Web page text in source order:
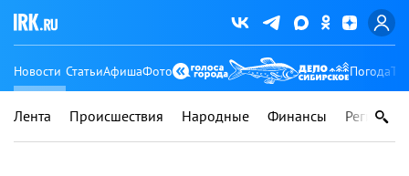
Новости СтатьиАфишаФото Погода
Лента Происшествия Народные Финансы Регионы